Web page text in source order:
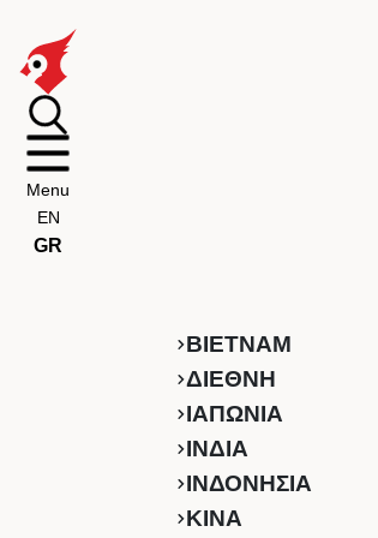
EN
GR
Menu
ΒΙΕΤΝΑΜ
ΔΙΕΘΝΗ
ΙΑΠΩΝΙΑ
ΙΝΔΙΑ
ΙΝΔΟΝΗΣΙΑ
ΚINA